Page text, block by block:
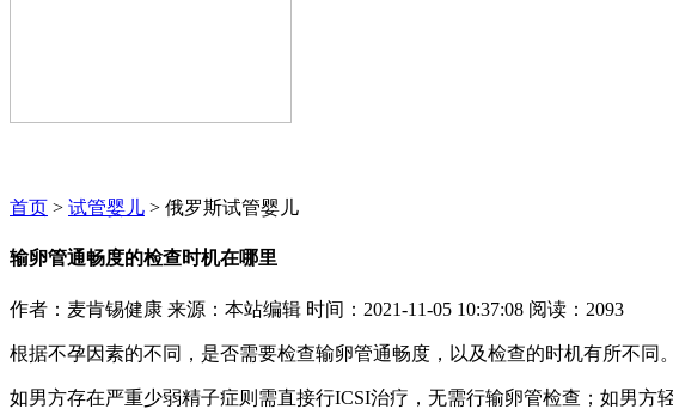
首页 > 试管婴儿 > 俄罗斯试管婴儿
输卵管通畅度的检查时机在哪里
作者：麦肯锡健康 来源：本站编辑 时间：2021-11-05 10:37:08 阅读：2093
根据不孕因素的不同，是否需要检查输卵管通畅度，以及检查的时机有所不同。
如男方存在严重少弱精子症则需直接行ICSI治疗，无需行输卵管检查；如男